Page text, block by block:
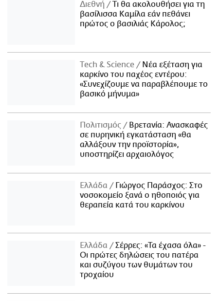
Διεθνή
Τι θα ακολουθήσει για τη
βασίλισσα Καμίλα εάν πεθάνει
πρώτος ο βασιλιάς Κάρολος;
Τech & Science
Νέα εξέταση για
καρκίνο του παχέος εντέρου:
«Συνεχίζουμε να παραβλέπουμε το
βασικό μήνυμα»
Πολιτισμός
Βρετανία: Ανασκαφές
σε πυρηνική εγκατάσταση «θα
αλλάξουν την προϊστορία»,
υποστηρίζει αρχαιολόγος
Ελλάδα
Γιώργος Παράσχος: Στο
νοσοκομείο ξανά ο ηθοποιός για
θεραπεία κατά του καρκίνου
Ελλάδα
Σέρρες: «Τα έχασα όλα» -
Οι πρώτες δηλώσεις του πατέρα
και συζύγου των θυμάτων του
τροχαίου